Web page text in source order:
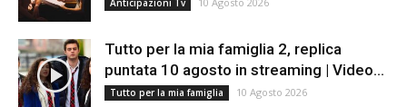
Anticipazioni Tv
Tutto per la mia famiglia 2, replica
puntata 10 agosto in streaming | Video...
Tutto per la mia famiglia 10 Agosto 2026